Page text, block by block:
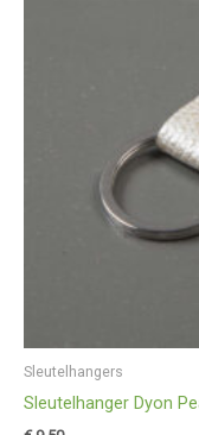
Sleutelhangers
Sleutelhanger Dyon